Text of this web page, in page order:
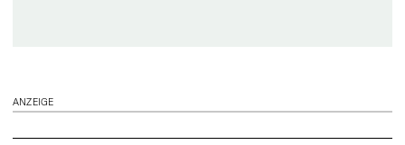
ANZEIGE